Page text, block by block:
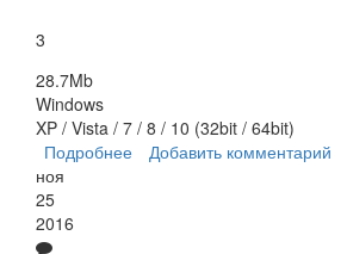
3
28.7Mb
Windows
XP / Vista / 7 / 8 / 10 (32bit / 64bit)
Подробнее о SyncBack
Добавить комментарий
ноя
25
2016